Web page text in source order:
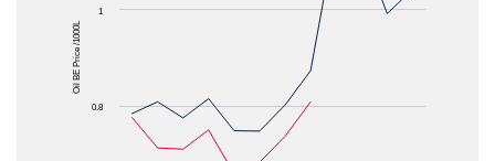
Oil BE Price /1000L
0.8
1